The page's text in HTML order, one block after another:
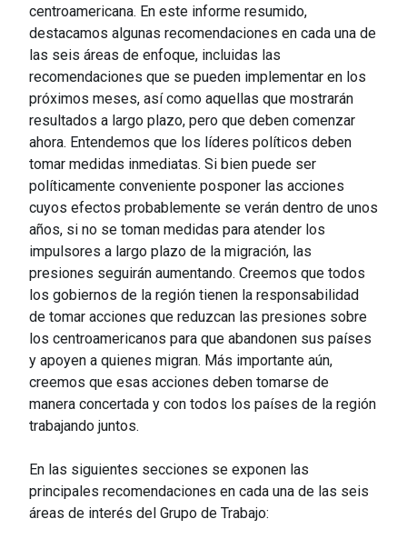
centroamericana. En este informe resumido,
destacamos algunas recomendaciones en cada una de
las seis áreas de enfoque, incluidas las
recomendaciones que se pueden implementar en los
próximos meses, así como aquellas que mostrarán
resultados a largo plazo, pero que deben comenzar
ahora. Entendemos que los líderes políticos deben
tomar medidas inmediatas. Si bien puede ser
políticamente conveniente posponer las acciones
cuyos efectos probablemente se verán dentro de unos
años, si no se toman medidas para atender los
impulsores a largo plazo de la migración, las
presiones seguirán aumentando. Creemos que todos
los gobiernos de la región tienen la responsabilidad
de tomar acciones que reduzcan las presiones sobre
los centroamericanos para que abandonen sus países
y apoyen a quienes migran. Más importante aún,
creemos que esas acciones deben tomarse de
manera concertada y con todos los países de la región
trabajando juntos.
En las siguientes secciones se exponen las
principales recomendaciones en cada una de las seis
áreas de interés del Grupo de Trabajo: